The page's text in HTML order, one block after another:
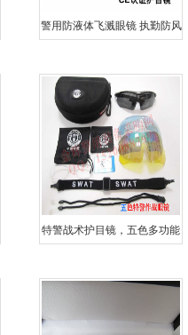
警用防液体飞溅眼镜 执勤防风
室用
特警战术护目镜，五色多功能
镜，SWA